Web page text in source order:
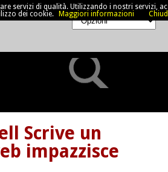
Scrive un
impazzisce
servizi di qualità. Utilizzando i nostri servizi,
dei cookie.
Maggiori informazioni